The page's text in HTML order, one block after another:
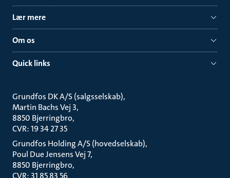
Lær mere
Om os
Quick links
Grundfos DK A/S (salgsselskab)
Martin Bachs Vej 3
8850 Bjerringbro
CVR: 19 34 27 35
Grundfos Holding A/S (hovedselskab)
Poul Due Jensens Vej 7
8850 Bjerringbro
CVR: 31 85 83 56